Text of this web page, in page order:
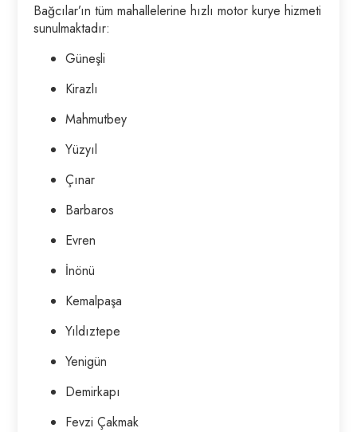
Bağcılar’ın tüm mahallelerine hızlı motor kurye hizmeti
sunulmaktadır:
Güneşli
Kirazlı
Mahmutbey
Yüzyıl
Çınar
Barbaros
Evren
İnönü
Kemalpaşa
Yıldıztepe
Yenigün
Demirkapı
Fevzi Çakmak